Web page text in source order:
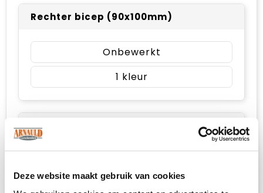
Deze website maakt gebruik van cookies
Rechter bicep (90x100mm)
Onbewerkt
1
Linker bicep (100x100mm)